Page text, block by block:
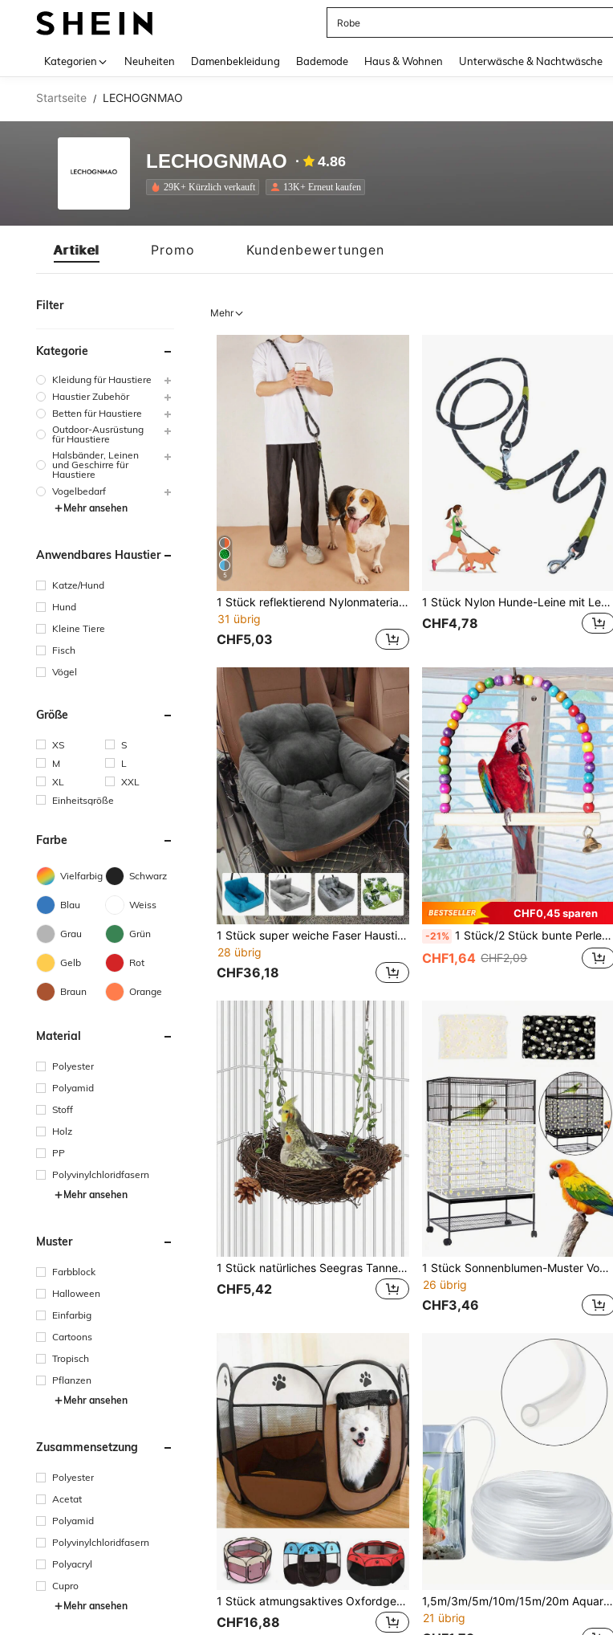
Jumpsuit Damen
Kategorien Neuheiten Damenbekleidung Bademode Haus & Wohnen Unterwäsche & Nachtwäsche
Startseite / LECHOGNMAO
LECHOGNMAO 4.86
29K+ Kürzlich verkauft 13K+ Erneut kaufen
Artikel Promo Kundenbewertungen
Filter
Kategorie
Kleidung für Haustiere
Haustier Zubehör
Betten für Haustiere
Outdoor-Ausrüstung
für Haustiere
Halsbänder, Leinen
und Geschirre für
Haustiere
Vogelbedarf
Mehr ansehen
Anwendbares Haustier
Katze/Hund
Hund
Kleine Tiere
Fisch
Vögel
Größe
XS
S
M
L
XL
XXL
Einheitsgröße
Farbe
Vielfarbig Schwarz
Blau Weiss
Grau Grün
Gelb Rot
Braun Orange
Material
Polyester
Polyamid
Stoff
Holz
PP
Polyvinylchloridfasern
Mehr ansehen
Muster
Farbblock
Halloween
Einfarbig
Cartoons
Tropisch
Pflanzen
Mehr ansehen
Zusammensetzung
Polyester
Acetat
Polyamid
Polyvinylchloridfasern
Polyacryl
Cupro
Mehr ansehen
Mehr
5
1 Stück reflektierend Nylonmaterial Hände frei Hundeleine, für Laufen/Spazieren Outdoor, geeignet für klein/mittel/große Hunde
31 übrig
CHF5,03
1 Stück Nylon Hunde-Leine mit Leuchtfunktion, Multifunktionaler Schulter-/Umhängegurt geeignet für kleine, mittlere und große Hunde
CHF4,78
1 Stück super weiche Faser Haustier Komfort Auto Bett, faltbares mittel/klein Haustier warmes Nest, geeignet für Innen-/Außenbereich für mittel/kleine Haustiere
28 übrig
CHF36,18
CHF0,45 sparen
-21% 1 Stück/2 Stück bunte Perlen Schaukelspielzeug mit Glöckchen für Vogelkäfig, sortierte Farben hängende Hängematte Spielzeuge um Haustiere zu unterhalten
CHF1,64 CHF2,09
1 Stück natürliches Seegras Tannenzapfen gewebter hängender Papageienvogelnest, geeignet für Vogelkäfig oder Innenbereich, warmes Vogelnest
CHF5,42
1 Stück Sonnenblumen-Muster Vogelkäfig Netzabdeckung, verhindert Spritzen, staubdichtes Netzoberdach, passend für quadratische und runde Vogelkäfige
26 übrig
CHF3,46
1 Stück atmungsaktives Oxfordgewebe achteckiges Haustierkäfigbett, faltbares Haustierhaus geeignet für den Innen- /Außenbereich für kleine und mittelgroße Haustiere
CHF16,88
1,5m/3m/5m/10m/15m/20m Aquarium Luftpumpen Schlauch, transparenter Silikonluftschlauch geeignet für verschiedene Aquarien
21 übrig